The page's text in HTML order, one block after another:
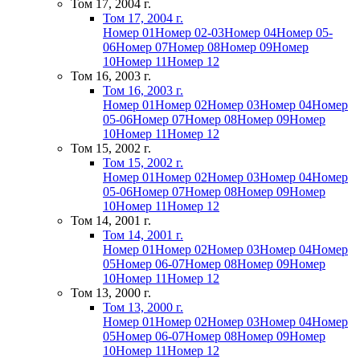
Том 17, 2004 г.
Том 17, 2004 г.
Номер 01Номер 02-03Номер 04Номер 05-
06Номер 07Номер 08Номер 09Номер
10Номер 11Номер 12
Том 16, 2003 г.
Том 16, 2003 г.
Номер 01Номер 02Номер 03Номер 04Номер
05-06Номер 07Номер 08Номер 09Номер
10Номер 11Номер 12
Том 15, 2002 г.
Том 15, 2002 г.
Номер 01Номер 02Номер 03Номер 04Номер
05-06Номер 07Номер 08Номер 09Номер
10Номер 11Номер 12
Том 14, 2001 г.
Том 14, 2001 г.
Номер 01Номер 02Номер 03Номер 04Номер
05Номер 06-07Номер 08Номер 09Номер
10Номер 11Номер 12
Том 13, 2000 г.
Том 13, 2000 г.
Номер 01Номер 02Номер 03Номер 04Номер
05Номер 06-07Номер 08Номер 09Номер
10Номер 11Номер 12